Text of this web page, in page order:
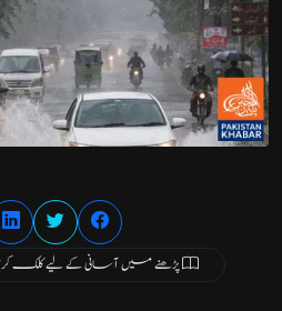
پڑھنے میں آسانی کے لیے کلک